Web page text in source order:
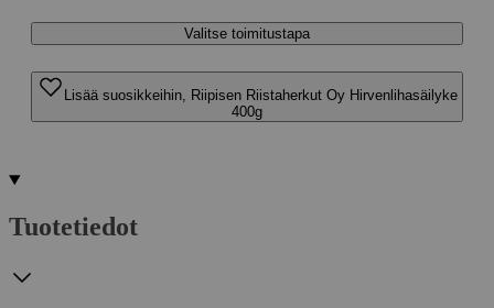
Valitse toimitustapa
Lisää suosikkeihin, Riipisen Riistaherkut Oy Hirvenlihasäilyke
400g
Tuotetiedot